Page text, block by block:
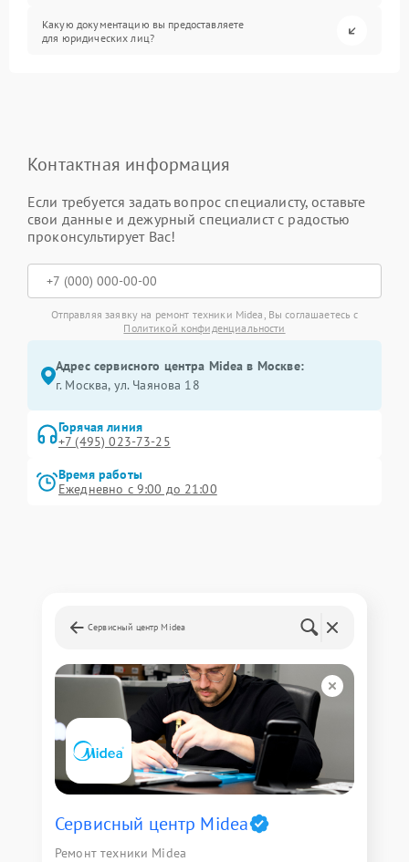
Какую документацию вы предоставляете
для юридических лиц?
Контактная информация
Если требуется задать вопрос специалисту, оставьте
свои данные и дежурный специалист с радостью
проконсультирует Вас!
Отправляя заявку на ремонт техники Midea, Вы соглашаетесь с
Политикой конфиденциальности
Адрес сервисного центра Midea в Москве:
г. Москва, ул. Чаянова 18
Горячая линия
+7 (495) 023-73-25
Время работы
Ежедневно с 9:00 до 21:00
Сервисный центр Midea
Сервисный центр Midea
Ремонт техники Midea